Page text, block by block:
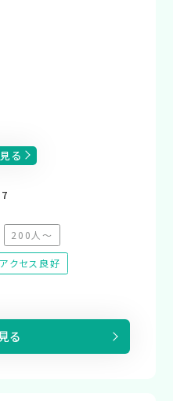
る
200人～
（非推奨）
応）
アクセス良好
る